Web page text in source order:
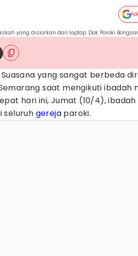
yang disiarkan dari laptop. Dok Paroki
yang sangat berbeda
saat mengikuti ibadah
hari ini, Jumat (10/4),
seluruh gereja paroki.